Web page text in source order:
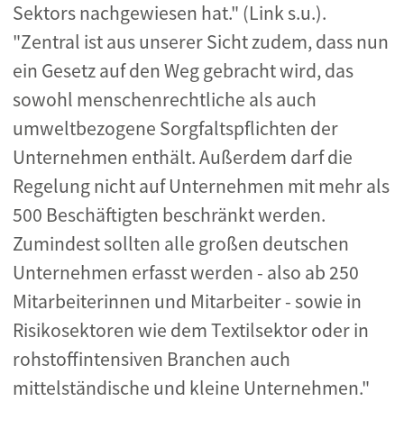
Sektors nachgewiesen hat." (Link s.u.).
"Zentral ist aus unserer Sicht zudem, dass nun
ein Gesetz auf den Weg gebracht wird, das
sowohl menschenrechtliche als auch
umweltbezogene Sorgfaltspflichten der
Unternehmen enthält. Außerdem darf die
Regelung nicht auf Unternehmen mit mehr als
500 Beschäftigten beschränkt werden.
Zumindest sollten alle großen deutschen
Unternehmen erfasst werden - also ab 250
Mitarbeiterinnen und Mitarbeiter - sowie in
Risikosektoren wie dem Textilsektor oder in
rohstoffintensiven Branchen auch
mittelständische und kleine Unternehmen."